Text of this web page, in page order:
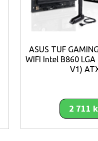
ASUS TUF
WIFI Intel B860
V1)
2 711